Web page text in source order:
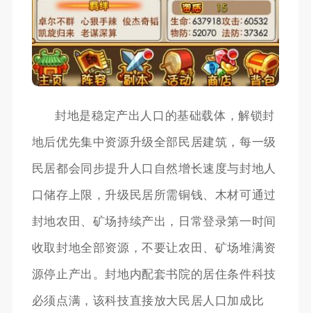
封地是稳定产出人口的基础载体，解锁封
地后优先集中资源升级全部民居建筑，每一级
民居都会同步提升人口自然增长速度与封地人
口储存上限，升级民居所需铜钱、木材可通过
封地农田、矿场持续产出，日常登录第一时间
收取封地全部资源，不要让农田、矿场堆满资
源停止产出。封地内配套书院的居住条件科技
必须点满，该科技直接放大民居人口加成比